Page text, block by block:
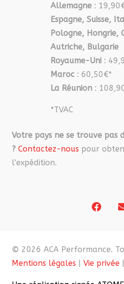
Allemagne :
Espagne, Suisse,
Pologne, Hongrie,
Autriche, Bulgarie
Royaume-Uni :
Maroc : 60,50€*
La Réunion :
*TVAC
Votre pays ne se trouve pas
? Contactez-nous pour
l’expédition.
© 2026 ACA Performance.
Mentions légales | Vie privée |